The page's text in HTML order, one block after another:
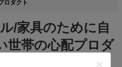
ロダクト
/家具のために自
世帯の心配プロダ